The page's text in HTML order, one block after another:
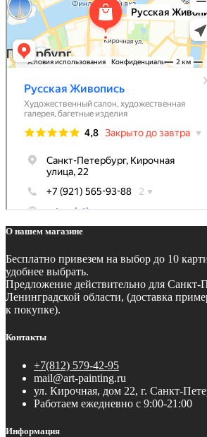
О нашем магазине
Бесплатно привезем на выбор до 10
удобнее выбрать.
Предложение действительно для Санкт-
Ленинградской области, (доставка
к покупке).
Контакты
+7(812) 579-42-95
mail@art-painting.ru
ул. Кирочная, дом 22, г. Санкт-
Работаем ежедневно с 9:00-21:00
Информация